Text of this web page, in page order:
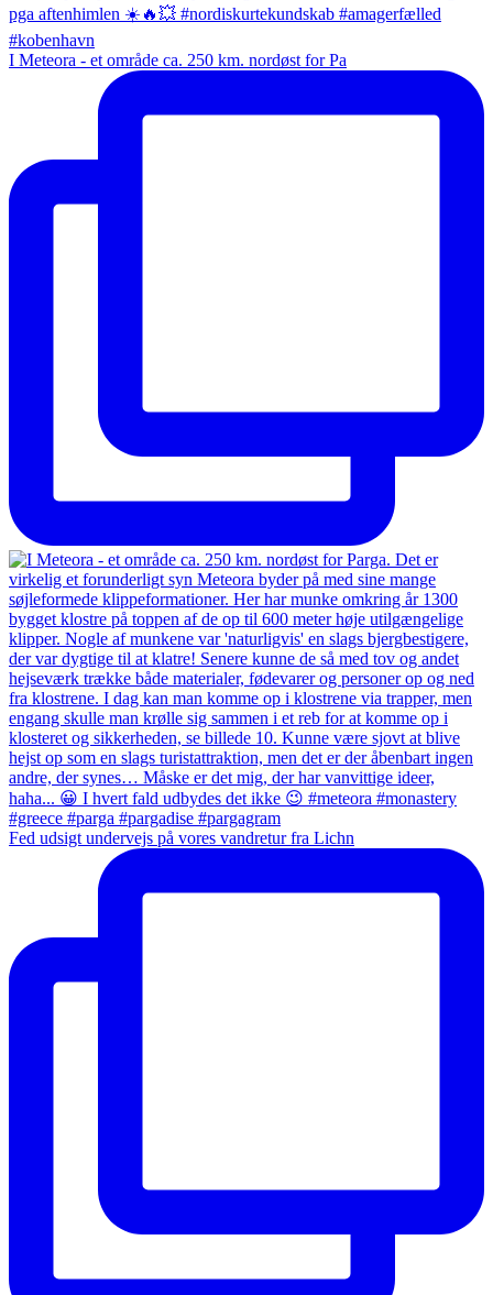
I Meteora - et område ca. 250 km. nordøst for Pa
Fed udsigt undervejs på vores vandretur fra Lichn